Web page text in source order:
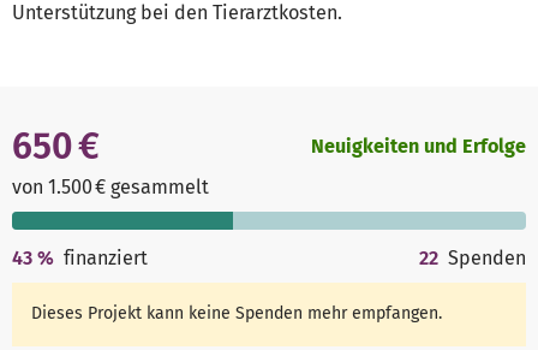
Unterstützung bei den Tierarztkosten.
650 €
von 1.500 € gesammelt
Neuigkeiten und Erfolge
43 % finanziert 22 Spenden
Dieses Projekt kann keine Spenden mehr empfangen.